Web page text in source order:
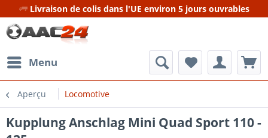
Livraison de colis dans l'UE environ 5 jours ouvrables
Menu
Aperçu Locomotive
Kupplung Anschlag Mini Quad Sport 110 -